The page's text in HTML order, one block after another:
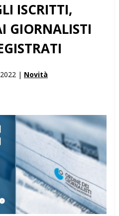
ISCRITTI,
GIORNALISTI
| Novità